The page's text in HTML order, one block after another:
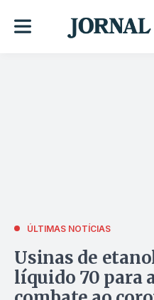
ÚLTIMAS NOTÍCIAS
Usinas de
líquido 70 para